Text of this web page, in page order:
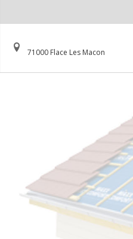
71000 Flace Les Macon